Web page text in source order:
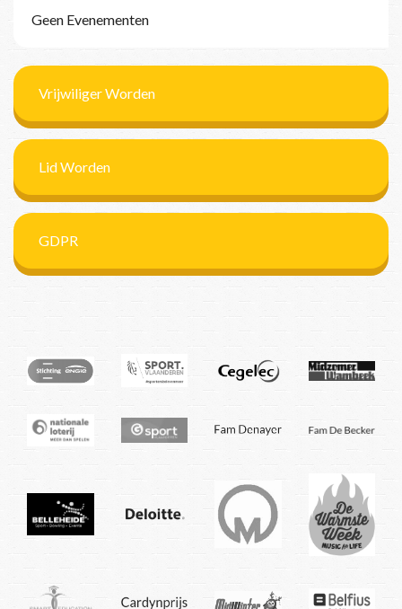
Geen Evenementen
Vrijwiliger Worden
Lid Worden
GDPR